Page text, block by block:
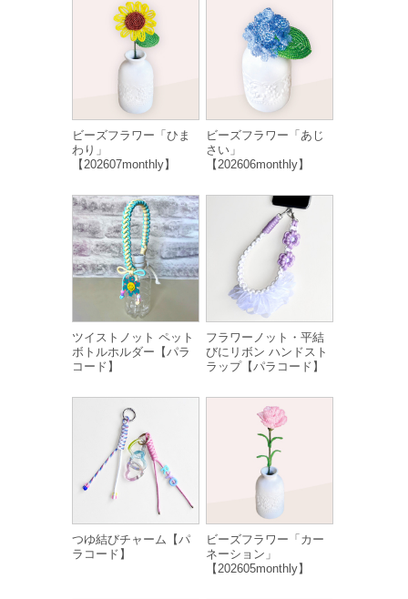
ビーズフラワー「ひま
わり」
【202607monthly】
ビーズフラワー「あじ
さい」
【202606monthly】
ツイストノット ペット
ボトルホルダー【パラ
コード】
フラワーノット・平結
びにリボン ハンドスト
ラップ【パラコード】
つゆ結びチャーム【パ
ラコード】
ビーズフラワー「カー
ネーション」
【202605monthly】